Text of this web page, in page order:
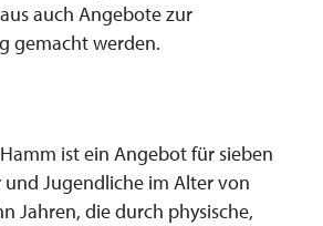
auch Angebote zur
gemacht werden.
ist ein Angebot für sieben
Jugendliche im Alter von
Jahren, die durch physische,